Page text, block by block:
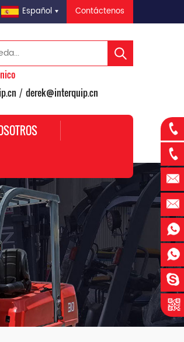
Contáctenos
Español
/ derek@interquip.cn